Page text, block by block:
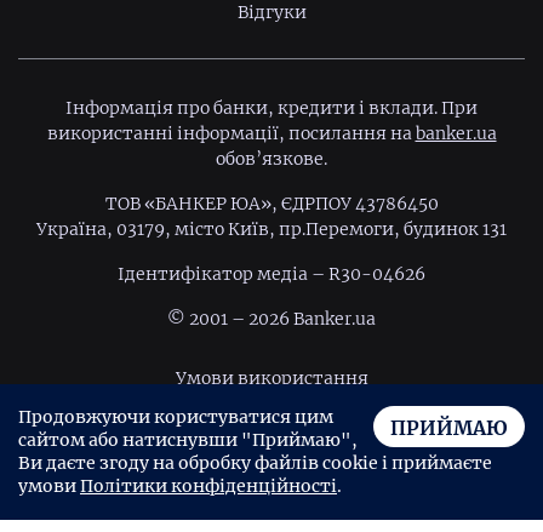
Відгуки
Інформація про банки, кредити і вклади. При
використанні інформації, посилання наbanker.ua
обов’язкове.
ТОВ «БАНКЕР ЮА», ЄДРПОУ 43786450
Україна, 03179, місто Київ, пр.Перемоги, будинок 131
Ідентифiкатор медiа – R30-04626
© 2001 – 2026 Banker.ua
Умови використання
Політика конфіденційності
Угода користувача
ПРИЙМАЮ
Продовжуючи користуватися цим
сайтом або натиснувши "Приймаю",
Ви даєте згоду на обробку файлів cookie і приймаєте
умовиПолітики конфіденційності.